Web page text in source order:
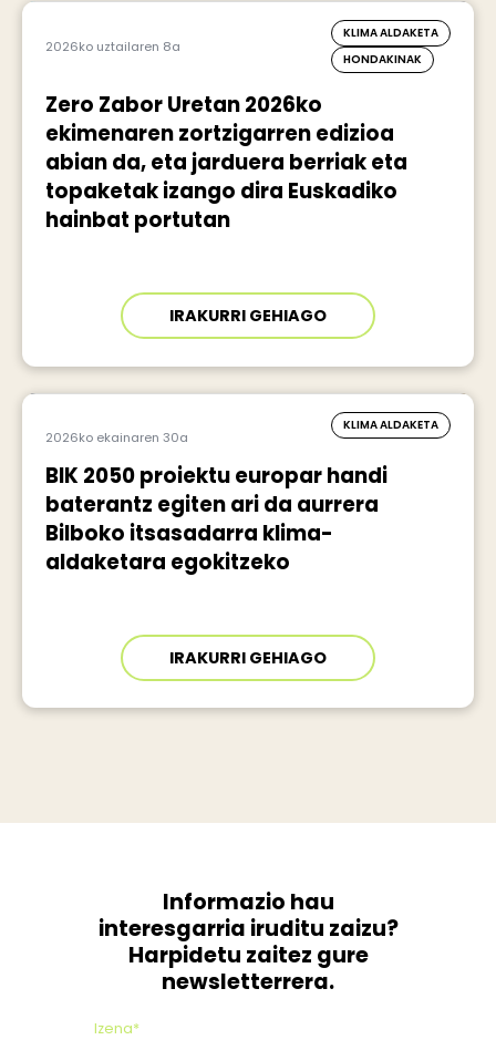
2026ko uztailaren 8a
KLIMA ALDAKETA
HONDAKINAK
Zero Zabor Uretan 2026ko
ekimenaren zortzigarren edizioa
abian da, eta jarduera berriak eta
topaketak izango dira Euskadiko
hainbat portutan
IRAKURRI GEHIAGO
2026ko ekainaren 30a
KLIMA ALDAKETA
BIK 2050 proiektu europar handi
baterantz egiten ari da aurrera
Bilboko itsasadarra klima-
aldaketara egokitzeko
IRAKURRI GEHIAGO
Informazio hau
interesgarria iruditu zaizu?
Harpidetu zaitez gure
newsletterrera.
Izena*